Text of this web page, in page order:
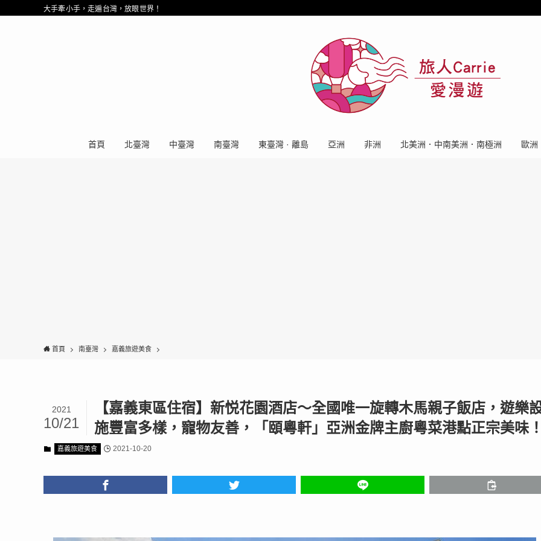
大手牽小手，走遍台灣，放眼世界！
首頁 北臺灣 中臺灣 南臺灣 東臺灣 · 離島 亞洲 非洲 北美洲．中南美洲．南極洲 歐洲
首頁 南臺灣 嘉義旅遊美食
【嘉義東區住宿】新悦花園酒店〜全國唯一旋轉木馬親子飯店，遊樂
施豐富多樣，寵物友善，「頤粵軒」亞洲金牌主廚粵菜港點正宗美味
2021
10/21
嘉義旅遊美食 2021-10-20